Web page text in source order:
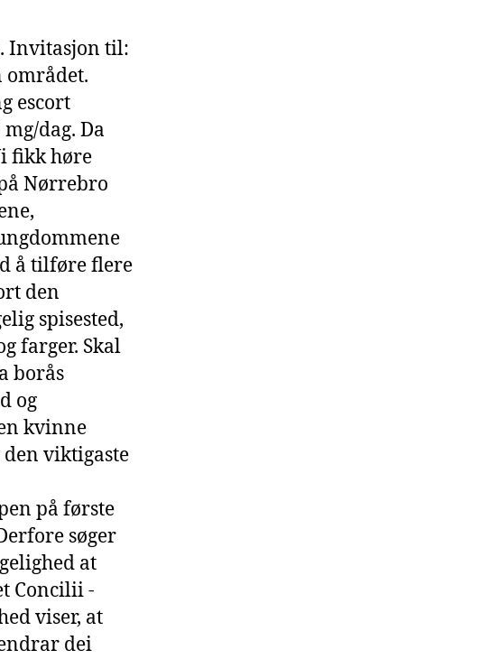
Invitasjon til:
området.
escort
dag. Da
fikk høre
Nørrebro
å tilføre flere
den
spisested,
farger. Skal
borås
og
kvinne
viktigaste
på første
søger
at
Concilii -
viser, at
dei